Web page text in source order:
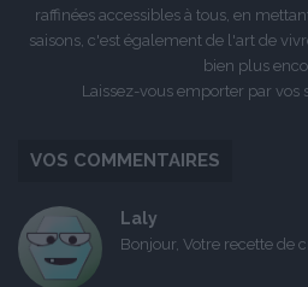
raffinées accessibles à tous, en
saisons, c'est également de l'art de
bien plus
Laissez-vous emporter par vos
VOS COMMENTAIRES
Laly
Bonjour, Votre recette de